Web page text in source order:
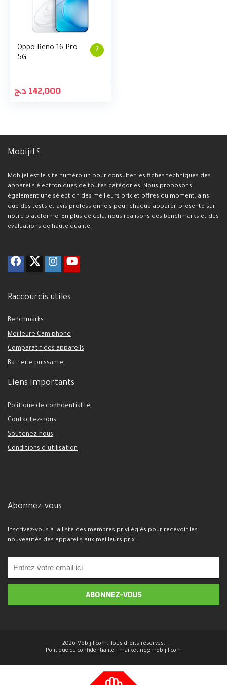
7
Oppo Reno 16 Pro
5G
142,000د.ج
Mobijil ؟
Mobijel est le site numéro un pour consulter les fiches techniques des
appareils électroniques de toutes catégories. Nous proposons
également une sélection des meilleurs prix et offres du moment, ainsi
que des tests et avis professionnels pour chaque appareil présenté sur
notre plateforme. En plus de cela, nous réalisons des benchmarks et des
évaluations de haute qualité.
Raccourcis utiles
Benchmarks
Meilleure Cam phone
Comparatif des appareils
Batterie puissante
Liens importants
Politique de confidentialité
Contactez-nous
Soutenez-nous
Conditions d’utilisation
Abonnez-vous
Inscrivez-vous à la liste des membres privilégiés pour recevoir les
nouveautés des appareils aux meilleurs prix..
2026 Mobijil.com. Tous droits réservés.
Politique de confidentialité - marketing@mobijil.com